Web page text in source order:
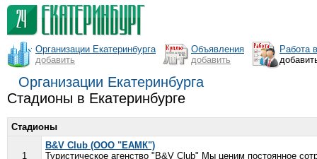
Организации Екатеринбурга
добавить
Объявления
добавить
Работа
Организации Екатеринбурга
Стадионы в Екатеринбурге
Стадионы
1
B&V Club (ООО "ЕАМК")
Туристическое агенство "B&V Club" Мы ценим постоянное